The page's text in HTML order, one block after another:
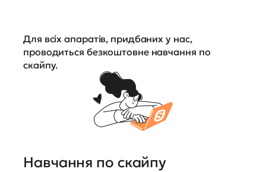
Для всіх апаратів, придбаних у нас,
проводиться безкоштовне навчання по
скайпу.
Навчання по скайпу